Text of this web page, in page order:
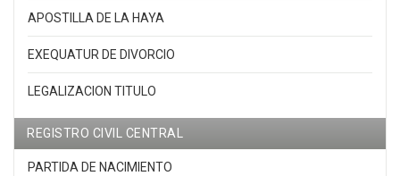
APOSTILLA DE LA HAYA
EXEQUATUR DE DIVORCIO
LEGALIZACION TITULO
REGISTRO CIVIL CENTRAL
PARTIDA DE NACIMIENTO